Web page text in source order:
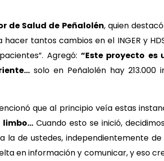
de Salud de Peñalolén, quien
tantos cambios en el INGER y
Agregó: “Este proyecto
solo en Peñalolén hay
que al principio veía estas
limbo… Cuando esto se inició,
la de ustedes, independientemente
en información y comunicar, y eso